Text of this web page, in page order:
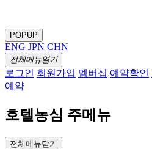
POPUP
ENG JPN CHN
전체메뉴열기
로그인 회원가입 멤버십 예약확인
예약
호텔농심 주메뉴
전체메뉴닫기